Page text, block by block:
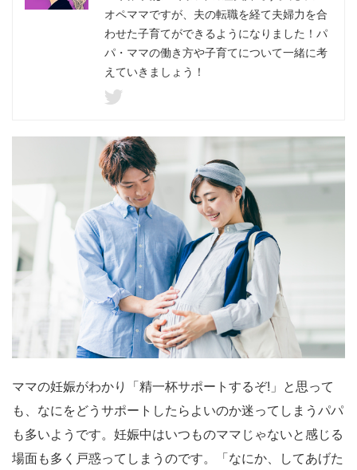
オペママですが、夫の転職を経て夫婦力を合
わせた子育てができるようになりました！パ
パ・ママの働き方や子育てについて一緒に考
えていきましょう！
ママの妊娠がわかり「精一杯サポートするぞ!」と思って
も、なにをどうサポートしたらよいのか迷ってしまうパパ
も多いようです。妊娠中はいつものママじゃないと感じる
場面も多く戸惑ってしまうのです。「なにか、してあげた